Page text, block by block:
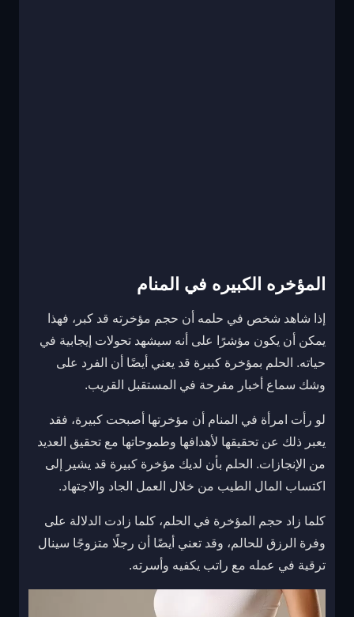
المؤخره الكبيره في المنام
إذا شاهد شخص في حلمه أن حجم مؤخرته قد كبر، فهذا
يمكن أن يكون مؤشرًا على أنه سيشهد تحولات إيجابية في
حياته. الحلم بمؤخرة كبيرة قد يعني أيضًا أن الفرد على
وشك سماع أخبار مفرحة في المستقبل القريب.
لو رأت امرأة في المنام أن مؤخرتها أصبحت كبيرة، فقد
يعبر ذلك عن تحقيقها لأهدافها وطموحاتها مع تحقيق العديد
من الإنجازات. الحلم بأن لديك مؤخرة كبيرة قد يشير إلى
اكتساب المال الطيب من خلال العمل الجاد والاجتهاد.
كلما زاد حجم المؤخرة في الحلم، كلما زادت الدلالة على
وفرة الرزق للحالم، وقد تعني أيضًا أن رجلًا متزوجًا سينال
ترقية في عمله مع راتب يكفيه وأسرته.